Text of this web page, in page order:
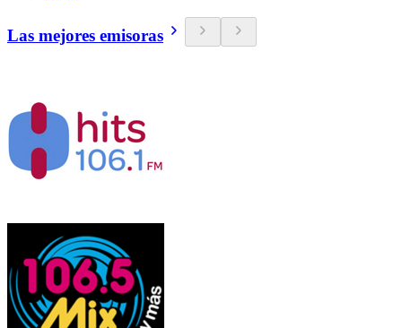
Las mejores emisoras